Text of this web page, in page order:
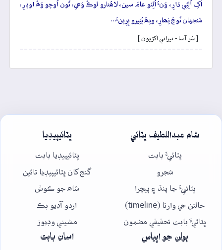
اَکِ اُلِٽِي ڌارِ، وَنءُ اُلِٽو عامَ سين، لاھُئارو لوڪُ وَھي، تُون اُوچو وَھُ اوڀارِ،
مَنجهان نُوچَ نِھارِ، ويھُ پُٺِيرو پِرِينءَ…
[ سُر آسا - نيراني اکڙيون ]
شاھ عبداللطيف ڀٽائي
ڀٽائيءَ بابت
شجرو
ڀٽائيءَ جا پنڌ ۽ پيچرا
حالتن جي وارتا (timeline)
ڀٽائيءَ بابت تحقيقي مضمون
ڀٽائيپيڊيا
ڀٽائيپيڊيا بابت
گنج کان ڀٽائيپيڊيا تائين
شاھ جو ڪوش
اردو آڊيو بڪ
مشيني وڊيوز
ٻولن جو اڀياس اسان بابت